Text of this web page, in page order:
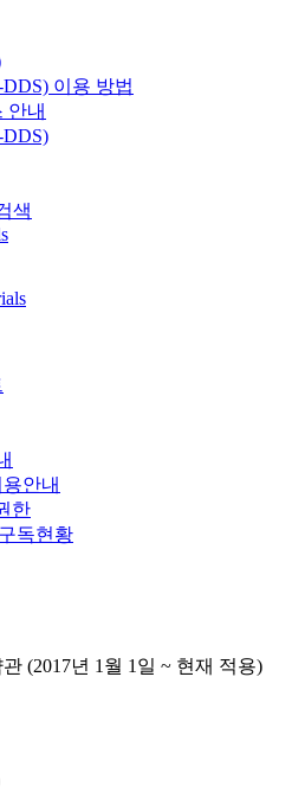
이용 방법
안내
색
안내
한
독현황
(2017년 1월 1일 ~ 현재 적용)